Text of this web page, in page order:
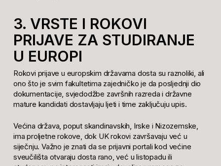
3. VRSTE I ROKOVI
PRIJAVE ZA STUDIRANJE
U EUROPI
Rokovi prijave u europskim državama dosta su raznoliki, ali
ono što je svim fakultetima zajedničko je da posljednji dio
dokumentacije, svjedodžbe završnih razreda i državne
mature kandidati dostavljaju ljeti i time zaključuju upis.
Većina država, poput skandinavskih, Irske i Nizozemske,
ima proljetne rokove, dok UK rokovi završavaju već u
siječnju. Važno je znati da se prijavni portali kod većine
sveučilišta otvaraju dosta rano, već u listopadu ili